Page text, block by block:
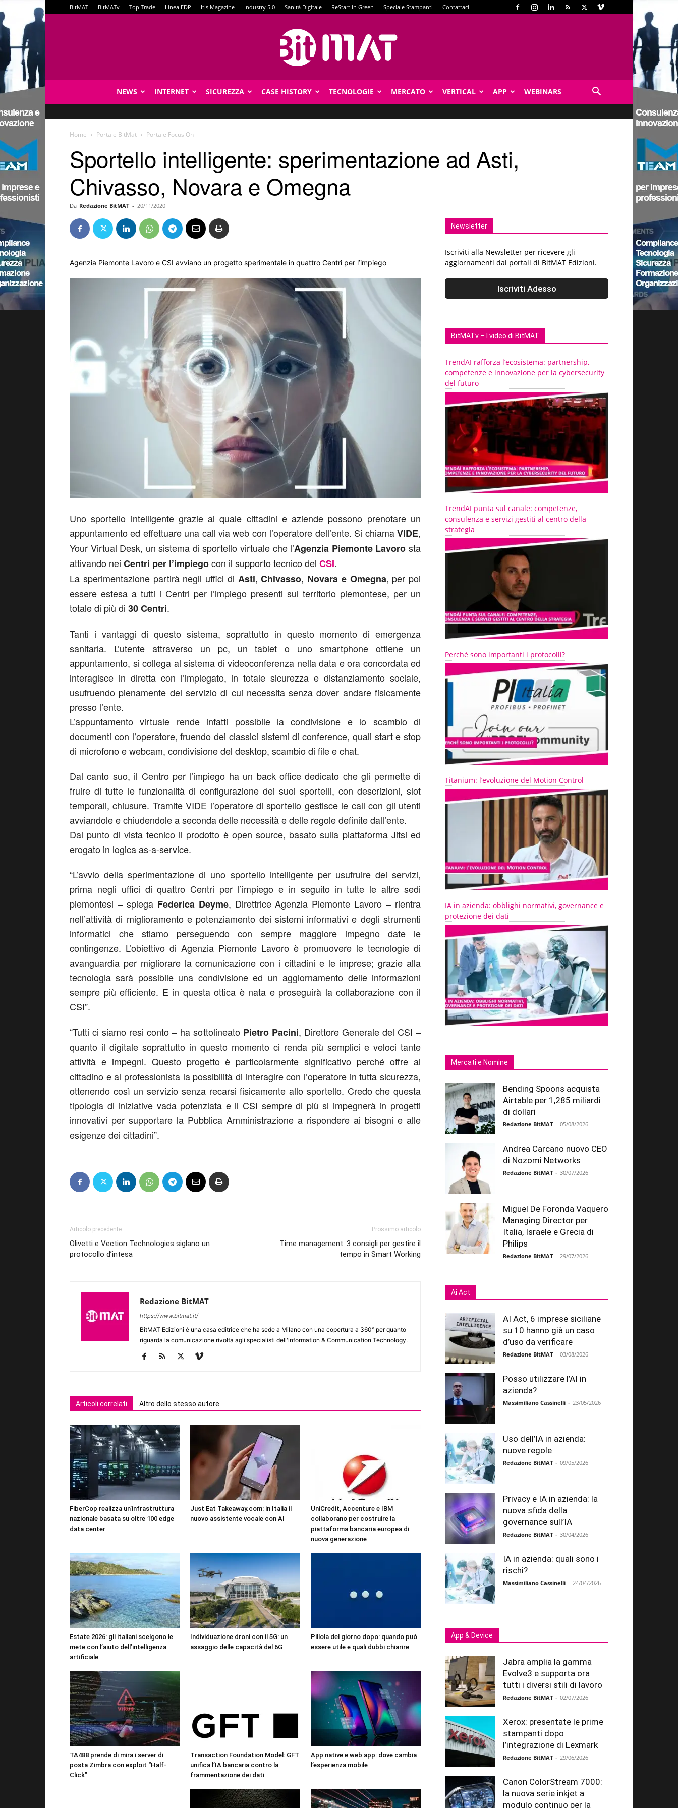
BitMAT BitMATv Top Trade Linea EDP Itis Magazine Industry 5.0 Sanità Digitale ReStart in Green Speciale Stampanti Contattaci
NEWS INTERNET SICUREZZA CASE HISTORY TECNOLOGIE MERCATO VERTICAL APP WEBINARS
Home Portale BitMat Portale Focus On
Sportello intelligente: sperimentazione ad Asti,
Chivasso, Novara e Omegna
Da Redazione BitMAT - 20/11/2020
Agenzia Piemonte Lavoro e CSI avviano un progetto sperimentale in quattro Centri per l’impiego
Uno sportello intelligente grazie al quale cittadini e aziende possono prenotare un
appuntamento ed effettuare una call via web con l’operatore dell’ente. Si chiamaVIDE,
Your Virtual Desk, un sistema di sportello virtuale che l’Agenzia Piemonte Lavoro sta
attivando nei Centri per l’impiegocon il supporto tecnico del CSI.
La sperimentazione partirà negli uffici di Asti, Chivasso, Novara e Omegna, per poi
essere estesa a tutti i Centri per l’impiego presenti sul territorio piemontese, per un
totale di più di 30 Centri.
Tanti i vantaggi di questo sistema, soprattutto in questo momento di emergenza
sanitaria. L’utente attraverso un pc, un tablet o uno smartphone ottiene un
appuntamento, si collega al sistema di videoconferenza nella data e ora concordata ed
interagisce in diretta con l’impiegato, in totale sicurezza e distanziamento sociale,
usufruendo pienamente del servizio di cui necessita senza dover andare fisicamente
presso l’ente.
L’appuntamento virtuale rende infatti possibile la condivisione e lo scambio di
documenti con l’operatore, fruendo dei classici sistemi di conference, quali start e stop
di microfono e webcam, condivisione del desktop, scambio di file e chat.
Dal canto suo, il Centro per l’impiego ha un back office dedicato che gli permette di
fruire di tutte le funzionalità di configurazione dei suoi sportelli, con descrizioni, slot
temporali, chiusure. Tramite VIDE l’operatore di sportello gestisce le call con gli utenti
avviandole e chiudendole a seconda delle necessità e delle regole definite dall’ente.
Dal punto di vista tecnico il prodotto è open source, basato sulla piattaforma Jitsi ed
erogato in logica as-a-service.
“L’avvio della sperimentazione di uno sportello intelligente per usufruire dei servizi,
prima negli uffici di quattro Centri per l’impiego e in seguito in tutte le altre sedi
piemontesi – spiega Federica Deyme, Direttrice Agenzia Piemonte Lavoro – rientra
nell’attività di miglioramento e potenziamento dei sistemi informativi e degli strumenti
informatici che stiamo perseguendo con sempre maggiore impegno date le
contingenze. L’obiettivo di Agenzia Piemonte Lavoro è promuovere le tecnologie di
avanguardia per migliorare la comunicazione con i cittadini e le imprese; grazie alla
tecnologia sarà possibile una condivisione ed un aggiornamento delle informazioni
sempre più efficiente. E in questa ottica è nata e proseguirà la collaborazione con il
CSI”.
“Tutti ci siamo resi conto – ha sottolineato Pietro Pacini, Direttore Generale del CSI –
quanto il digitale soprattutto in questo momento ci renda più semplici e veloci tante
attività e impegni. Questo progetto è particolarmente significativo perché offre al
cittadino e al professionista la possibilità di interagire con l’operatore in tutta sicurezza,
ottenendo così un servizio senza recarsi fisicamente allo sportello. Credo che questa
tipologia di iniziative vada potenziata e il CSI sempre di più si impegnerà in progetti
innovativi per supportare la Pubblica Amministrazione a rispondere ai bisogni e alle
esigenze dei cittadini”.
Articolo precedente
Olivetti e Vection Technologies siglano un
protocollo d’intesa
Prossimo articolo
Time management: 3 consigli per gestire il
tempo in Smart Working
Redazione BitMAT
https://www.bitmat.it/
BitMAT Edizioni è una casa editrice che ha sede a Milano con una copertura a 360° per quanto
riguarda la comunicazione rivolta agli specialisti dell'lnformation & Communication Technology.
Articoli correlati Altro dello stesso autore
FiberCop realizza un’infrastruttura
nazionale basata su oltre 100 edge
data center
Just Eat Takeaway.com: in Italia il
nuovo assistente vocale con AI
UniCredit, Accenture e IBM
collaborano per costruire la
piattaforma bancaria europea di
nuova generazione
Estate 2026: gli italiani scelgono le
mete con l’aiuto dell’intelligenza
artificiale
Individuazione droni con il 5G: un
assaggio delle capacità del 6G
Pillola del giorno dopo: quando può
essere utile e quali dubbi chiarire
TA488 prende di mira i server di
posta Zimbra con exploit “Half-
Click”
Transaction Foundation Model: GFT
unifica l’IA bancaria contro la
frammentazione dei dati
App native e web app: dove cambia
l’esperienza mobile
Newsletter
Iscriviti alla Newsletter per ricevere gli
aggiornamenti dai portali di BitMAT Edizioni.
BitMATv – I video di BitMAT
TrendAI rafforza l’ecosistema: partnership,
competenze e innovazione per la cybersecurity
del futuro
TrendAI punta sul canale: competenze,
consulenza e servizi gestiti al centro della
strategia
Perché sono importanti i protocolli?
Titanium: l’evoluzione del Motion Control
IA in azienda: obblighi normativi, governance e
protezione dei dati
Mercati e Nomine
Bending Spoons acquista
Airtable per 1,285 miliardi
di dollari
Redazione BitMAT - 05/08/2026
Andrea Carcano nuovo CEO
di Nozomi Networks
Redazione BitMAT - 30/07/2026
Miguel De Foronda Vaquero
Managing Director per
Italia, Israele e Grecia di
Philips
Redazione BitMAT - 29/07/2026
Ai Act
AI Act, 6 imprese siciliane
su 10 hanno già un caso
d’uso da verificare
Redazione BitMAT - 03/08/2026
Posso utilizzare l’AI in
azienda?
Massimiliano Cassinelli - 23/05/2026
Uso dell’IA in azienda:
nuove regole
Redazione BitMAT - 09/05/2026
Privacy e IA in azienda: la
nuova sfida della
governance sull’IA
Redazione BitMAT - 30/04/2026
IA in azienda: quali sono i
rischi?
Massimiliano Cassinelli - 24/04/2026
App & Device
Jabra amplia la gamma
Evolve3 e supporta ora
tutti i diversi stili di lavoro
Redazione BitMAT - 02/07/2026
Xerox: presentate le prime
stampanti dopo
l’integrazione di Lexmark
Redazione BitMAT - 29/06/2026
Canon ColorStream 7000:
la nuova serie inkjet a
modulo continuo per la